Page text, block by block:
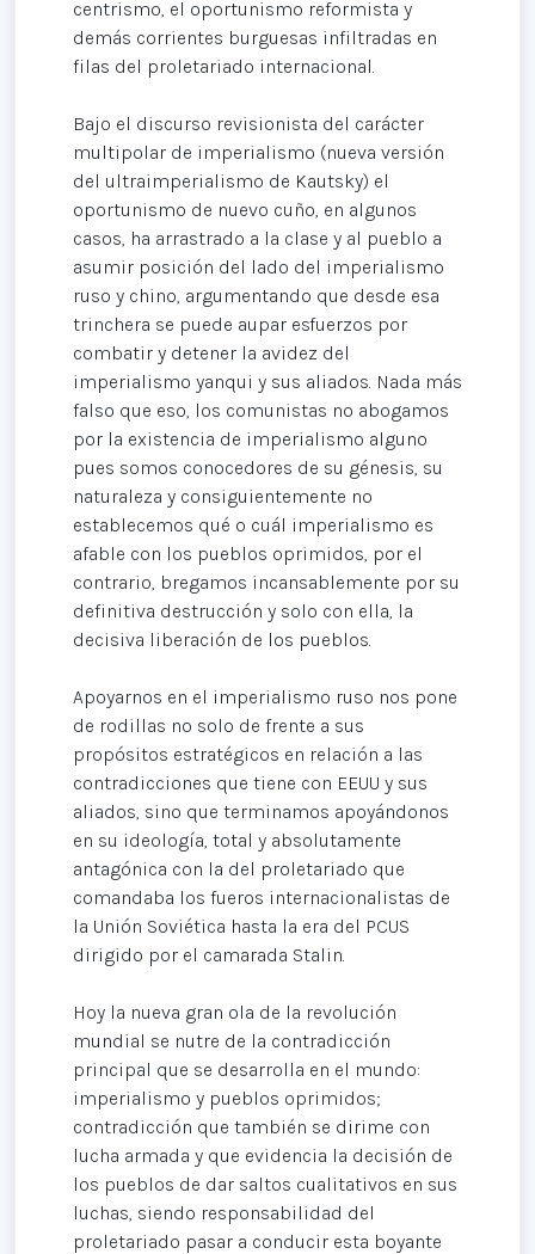
centrismo, el oportunismo reformista y
demás corrientes burguesas infiltradas en
filas del proletariado internacional.
Bajo el discurso revisionista del carácter
multipolar de imperialismo (nueva versión
del ultraimperialismo de Kautsky) el
oportunismo de nuevo cuño, en algunos
casos, ha arrastrado a la clase y al pueblo a
asumir posición del lado del imperialismo
ruso y chino, argumentando que desde esa
trinchera se puede aupar esfuerzos por
combatir y detener la avidez del
imperialismo yanqui y sus aliados. Nada más
falso que eso, los comunistas no abogamos
por la existencia de imperialismo alguno
pues somos conocedores de su génesis, su
naturaleza y consiguientemente no
establecemos qué o cuál imperialismo es
afable con los pueblos oprimidos, por el
contrario, bregamos incansablemente por su
definitiva destrucción y solo con ella, la
decisiva liberación de los pueblos.
Apoyarnos en el imperialismo ruso nos pone
de rodillas no solo de frente a sus
propósitos estratégicos en relación a las
contradicciones que tiene con EEUU y sus
aliados, sino que terminamos apoyándonos
en su ideología, total y absolutamente
antagónica con la del proletariado que
comandaba los fueros internacionalistas de
la Unión Soviética hasta la era del PCUS
dirigido por el camarada Stalin.
Hoy la nueva gran ola de la revolución
mundial se nutre de la contradicción
principal que se desarrolla en el mundo:
imperialismo y pueblos oprimidos;
contradicción que también se dirime con
lucha armada y que evidencia la decisión de
los pueblos de dar saltos cualitativos en sus
luchas, siendo responsabilidad del
proletariado pasar a conducir esta boyante